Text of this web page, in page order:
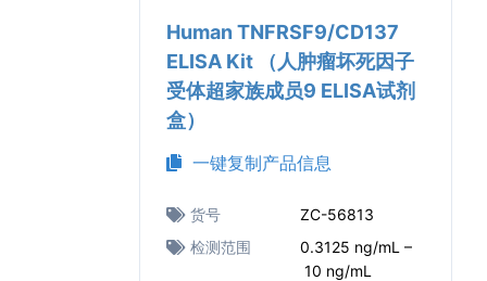
Human TNFRSF9/CD137
ELISA Kit （人肿瘤坏死因子
受体超家族成员9 ELISA试剂
盒）
一键复制产品信息
货号
ZC-56813
检测范围
0.3125 ng/mL –
10 ng/mL